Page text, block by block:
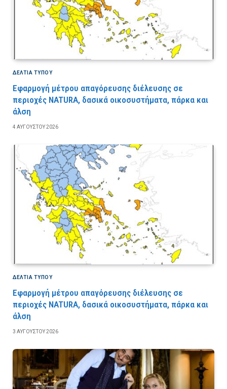
ΔΕΛΤΙΑ ΤΥΠΟΥ
Εφαρμογή μέτρου απαγόρευσης διέλευσης σε
περιοχές NATURA, δασικά οικοσυστήματα, πάρκα και
άλση
4 ΑΥΓΟΎΣΤΟΥ 2026
ΔΕΛΤΙΑ ΤΥΠΟΥ
Εφαρμογή μέτρου απαγόρευσης διέλευσης σε
περιοχές NATURA, δασικά οικοσυστήματα, πάρκα και
άλση
3 ΑΥΓΟΎΣΤΟΥ 2026